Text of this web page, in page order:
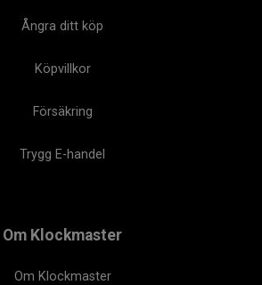
Ångra ditt köp
Köpvillkor
Försäkring
Trygg E-handel
Om Klockmaster
Om Klockmaster